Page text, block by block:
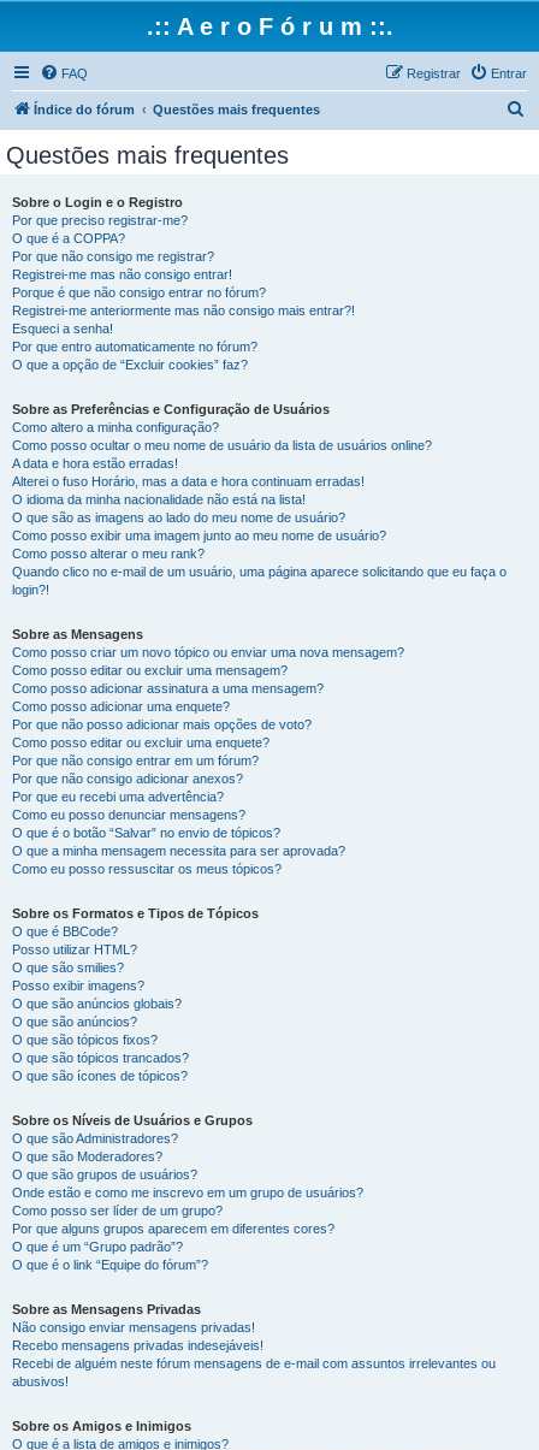
.:: A e r o F ó r u m ::.
FAQ Entrar
Registrar
Índice do fórum Questões mais frequentes
Questões mais frequentes
Sobre o Login e o Registro
Por que preciso registrar-me?
O que é a COPPA?
Por que não consigo me registrar?
Registrei-me mas não consigo entrar!
Porque é que não consigo entrar no fórum?
Registrei-me anteriormente mas não consigo mais entrar?!
Esqueci a senha!
Por que entro automaticamente no fórum?
O que a opção de “Excluir cookies” faz?
Sobre as Preferências e Configuração de Usuários
Como altero a minha configuração?
Como posso ocultar o meu nome de usuário da lista de usuários online?
A data e hora estão erradas!
Alterei o fuso Horário, mas a data e hora continuam erradas!
O idioma da minha nacionalidade não está na lista!
O que são as imagens ao lado do meu nome de usuário?
Como posso exibir uma imagem junto ao meu nome de usuário?
Como posso alterar o meu rank?
Quando clico no e-mail de um usuário, uma página aparece solicitando que eu faça o
login?!
Sobre as Mensagens
Como posso criar um novo tópico ou enviar uma nova mensagem?
Como posso editar ou excluir uma mensagem?
Como posso adicionar assinatura a uma mensagem?
Como posso adicionar uma enquete?
Por que não posso adicionar mais opções de voto?
Como posso editar ou excluir uma enquete?
Por que não consigo entrar em um fórum?
Por que não consigo adicionar anexos?
Por que eu recebi uma advertência?
Como eu posso denunciar mensagens?
O que é o botão “Salvar” no envio de tópicos?
O que a minha mensagem necessita para ser aprovada?
Como eu posso ressuscitar os meus tópicos?
Sobre os Formatos e Tipos de Tópicos
O que é BBCode?
Posso utilizar HTML?
O que são smilies?
Posso exibir imagens?
O que são anúncios globais?
O que são anúncios?
O que são tópicos fixos?
O que são tópicos trancados?
O que são ícones de tópicos?
Sobre os Níveis de Usuários e Grupos
O que são Administradores?
O que são Moderadores?
O que são grupos de usuários?
Onde estão e como me inscrevo em um grupo de usuários?
Como posso ser líder de um grupo?
Por que alguns grupos aparecem em diferentes cores?
O que é um “Grupo padrão”?
O que é o link “Equipe do fórum”?
Sobre as Mensagens Privadas
Não consigo enviar mensagens privadas!
Recebo mensagens privadas indesejáveis!
Recebi de alguém neste fórum mensagens de e-mail com assuntos irrelevantes ou
abusivos!
Sobre os Amigos e Inimigos
O que é a lista de amigos e inimigos?